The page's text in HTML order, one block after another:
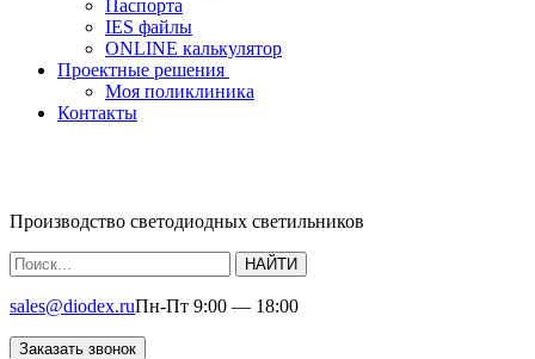
Паспорта
IES файлы
ONLINE калькулятор
Проектные решения
Моя поликлиника
Контакты
Производство светодиодных светильников
НАЙТИ
sales@diodex.ruПн-Пт 9:00 — 18:00
Заказать звонок